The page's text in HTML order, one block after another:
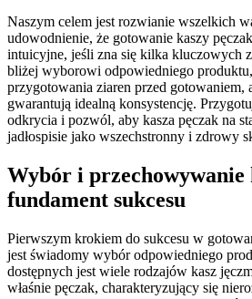
Naszym celem jest rozwianie wszelkich
udowodnienie, że gotowanie kaszy
intuicyjne, jeśli zna się kilka kluczowych
bliżej wyborowi odpowiedniego
przygotowania ziaren przed gotowaniem,
gwarantują idealną konsystencję.
odkrycia i pozwól, aby kasza pęczak na
jadłospisie jako wszechstronny i zdrowy
Wybór i przechowywanie
fundament sukcesu
Pierwszym krokiem do sukcesu w
jest świadomy wybór odpowiedniego
dostępnych jest wiele rodzajów kasz
właśnie pęczak, charakteryzujący się